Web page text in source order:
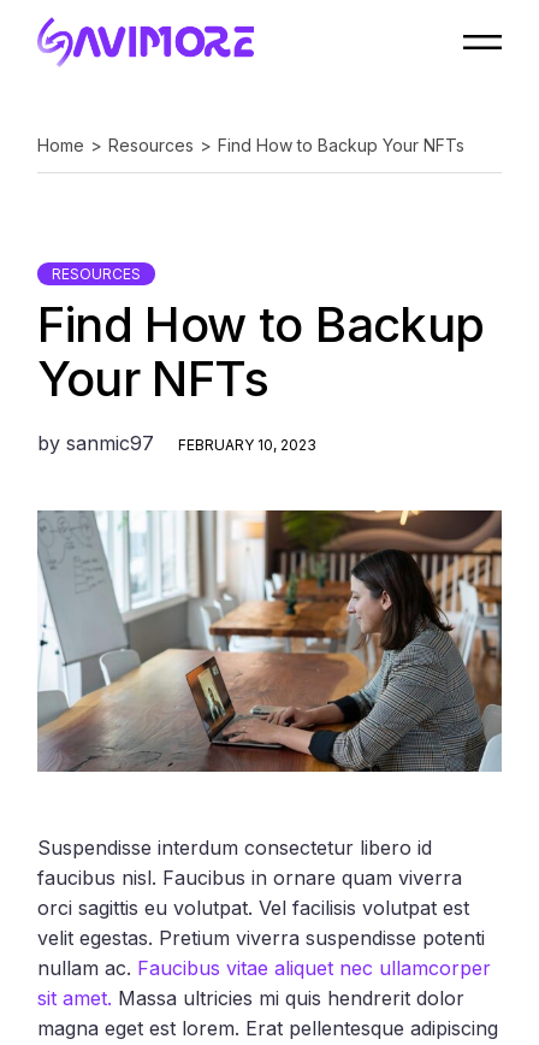
Home Resources Find How to Backup Your NFTs
RESOURCES
Find How to Backup
Your NFTs
by sanmic97 FEBRUARY 10, 2023
Suspendisse interdum consectetur libero id
faucibus nisl. Faucibus in ornare quam viverra
orci sagittis eu volutpat. Vel facilisis volutpat est
velit egestas. Pretium viverra suspendisse potenti
nullam ac. Faucibus vitae aliquet nec ullamcorper
sit amet. Massa ultricies mi quis hendrerit dolor
magna eget est lorem. Erat pellentesque adipiscing